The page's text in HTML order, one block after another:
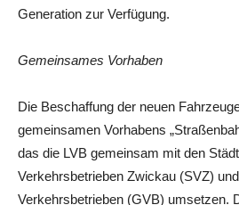
Generation zur Verfügung.
Gemeinsames Vorhaben
Die Beschaffung der neuen
gemeinsamen Vorhabens
das die LVB gemeinsam mit den
Verkehrsbetrieben Zwickau (SVZ)
Verkehrsbetrieben (GVB) umsetzen.